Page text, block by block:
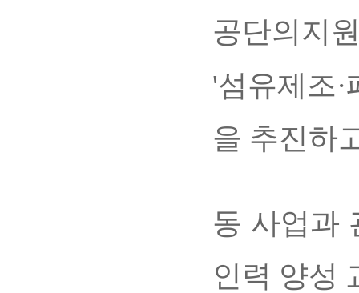
공단의지
'섬유제조
을 추진하
동 사업과
인력 양성